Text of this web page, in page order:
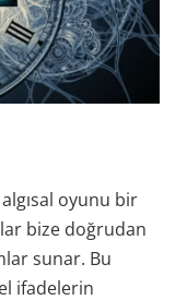
oyunu bir
bize doğrudan
sunar. Bu
ifadelerin